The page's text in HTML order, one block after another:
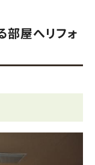
部屋へリフォ